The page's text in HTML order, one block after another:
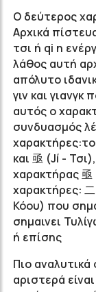
Ο δεύτερος
Αρχικά
τσι ή qi η
λάθος αυτή
απόλυτο
γιν και
αυτός ο
συνδυασμός
και 亟 (Jí -
χαρακτήρας
χαρακτήρες:
Κόου) που
σημαινει
ή επίσης
Πιο
αριστερά